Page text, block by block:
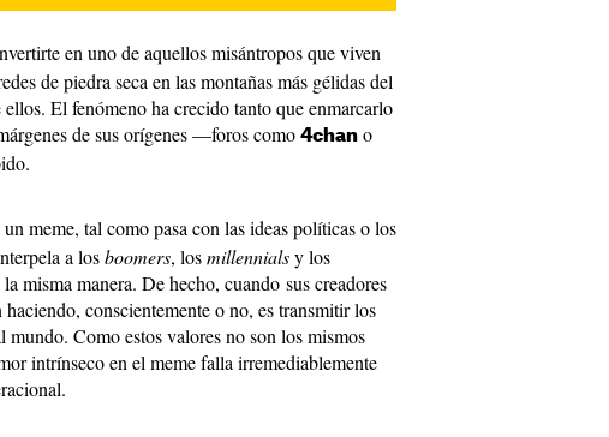
en uno de aquellos misántropos que viven
de piedra seca en las montañas más gélidas del
ellos. El fenómeno ha crecido tanto que enmarcarlo
de sus orígenes —foros como 4chan o
meme, tal como pasa con las ideas políticas o los
a losboomers, losmillennialsy los
misma manera. De hecho, cuando sus creadores
conscientemente o no, es transmitir los
mundo. Como estos valores no son los mismos
intrínseco en el meme falla irremediablemente